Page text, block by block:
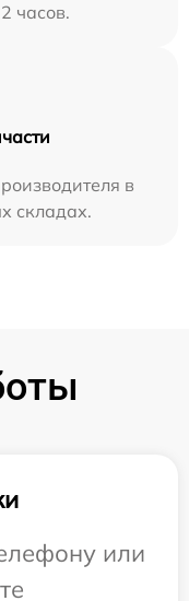
часов.
в
складах.
или